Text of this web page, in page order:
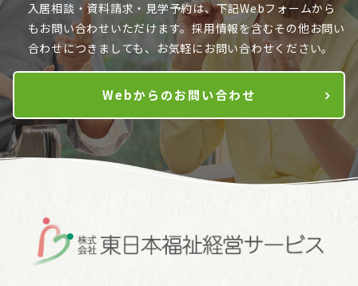
入居相談・資料請求・見学予約は、下記Webフォームから
も お問い合わせいただけます。採用情報を含むその他お問い
合わせにつきましても、お気軽にお問い合わせください。
Webからのお問い合わせ